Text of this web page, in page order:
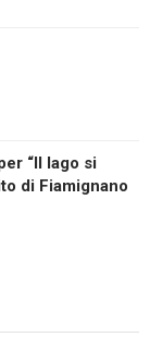
“Il lago si
di Fiamignano